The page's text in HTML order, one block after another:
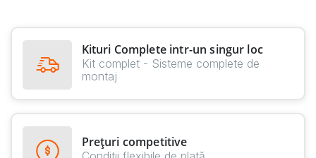
Kituri Complete intr-un singur loc
Kit complet - Sisteme complete de
montaj
Prețuri competitive